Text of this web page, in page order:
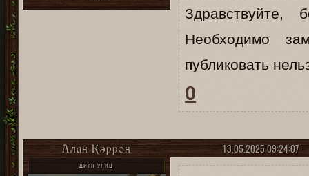
Необходимо
публиковать
0
13.05.2025 09:24:07
Алан Кэррон
ДИТЯ УЛИЦ